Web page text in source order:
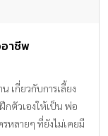
าชีพ
เกี่ยวกับการเลี้ยง
ตัวเองให้เป็น พ่อ
หลายๆ ที่ยังไม่เคยมี